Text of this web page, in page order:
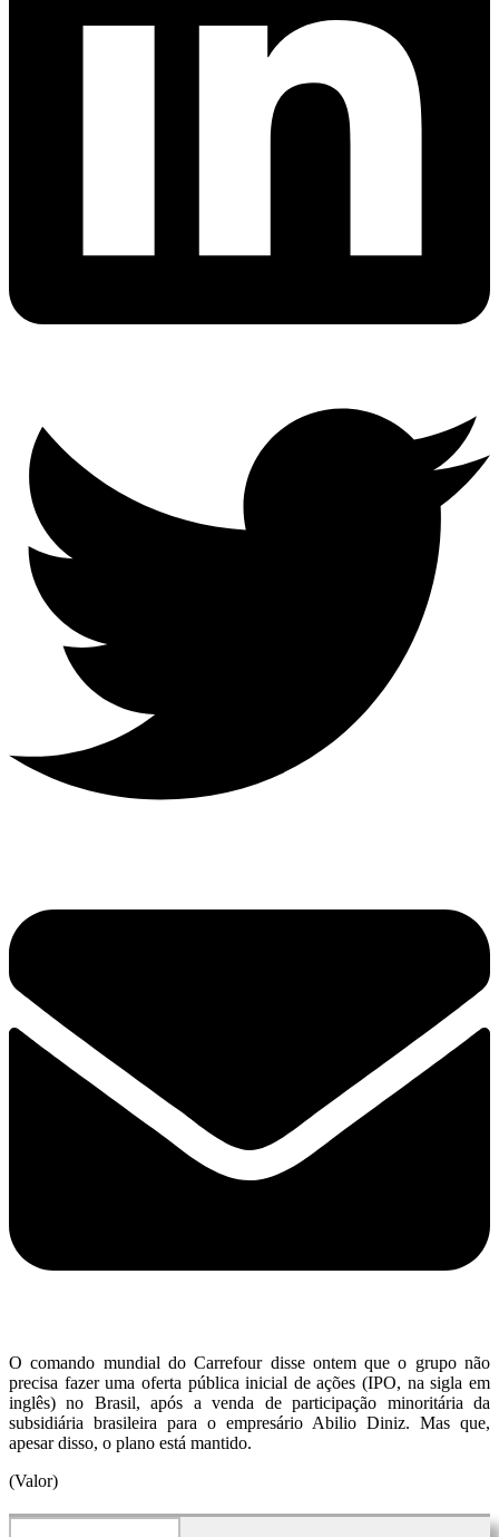
O comando mundial do Carrefour disse ontem que o grupo não
precisa fazer uma oferta pública inicial de ações (IPO, na sigla em
inglês) no Brasil, após a venda de participação minoritária da
subsidiária brasileira para o empresário Abilio Diniz. Mas que,
apesar disso, o plano está mantido.
(Valor)